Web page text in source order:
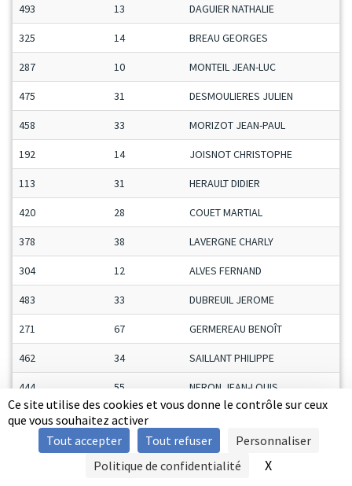
Ce site utilise des cookies et vous donne le contrôle sur ceux
que vous souhaitez activer
Tout accepter
Tout refuser
Personnaliser
Politique de confidentialité
X
493 13 DAGUIER NATHALIE
325 14 BREAU GEORGES
287 10 MONTEIL JEAN-LUC
475 31 DESMOULIERES JULIEN
458 33 MORIZOT JEAN-PAUL
192 14 JOISNOT CHRISTOPHE
113 31 HERAULT DIDIER
420 28 COUET MARTIAL
378 38 LAVERGNE CHARLY
304 12 ALVES FERNAND
483 33 DUBREUIL JEROME
271 67 GERMEREAU BENOÎT
462 34 SAILLANT PHILIPPE
444 55 NERON JEAN-LOUIS
145 38
15 MARTINS JOAQUIM
27 PICHARD JEAN-MICHEL
SIGNALER UNE VIOLENCE